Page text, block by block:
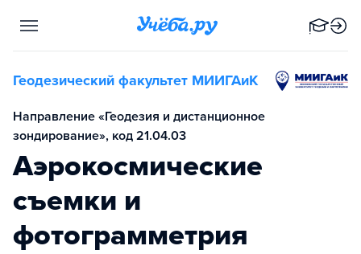
Геодезический факультет МИИГАиК
Направление «Геодезия и дистанционное
зондирование», код 21.04.03
Аэрокосмические
съемки и
фотограмметрия